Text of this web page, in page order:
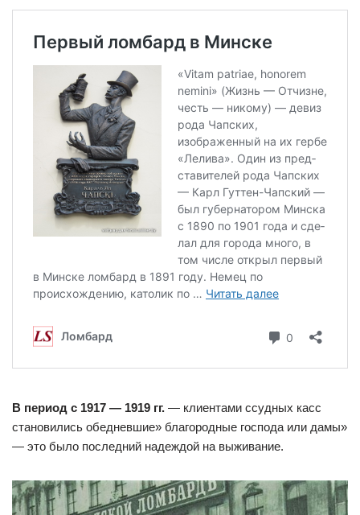
В период с 1917 — 1919 гг. — клиентами ссудных касс
становились обедневшие» благородные господа или дамы»
— это было последний надеждой на выживание.